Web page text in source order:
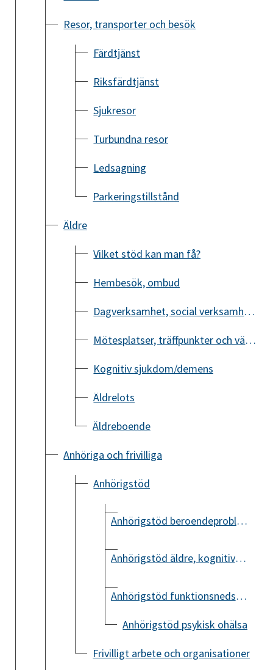
Resor, transporter och besök
Färdtjänst
Riksfärdtjänst
Sjukresor
Turbundna resor
Ledsagning
Parkeringstillstånd
Äldre
Vilket stöd kan man få?
Hembesök, ombud
Dagverksamhet, social verksamhet för äldre
Mötesplatser, träffpunkter och väntjänst
Kognitiv sjukdom/demens
Äldrelots
Äldreboende
Anhöriga och frivilliga
Anhörigstöd
Anhörigstöd beroendeproblematik
Anhörigstöd äldre, kognitiv svikt eller demens
Anhörigstöd funktionsnedsättning
Anhörigstöd psykisk ohälsa
Frivilligt arbete och organisationer